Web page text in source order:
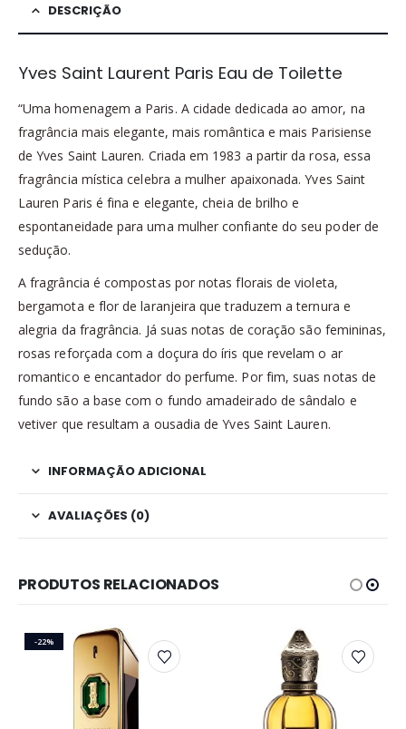
DESCRIÇÃO
Yves Saint Laurent Paris Eau de Toilette
“Uma homenagem a Paris. A cidade dedicada ao amor, na
fragrância mais elegante, mais romântica e mais Parisiense
de Yves Saint Lauren. Criada em 1983 a partir da rosa, essa
fragrância mística celebra a mulher apaixonada. Yves Saint
Lauren Paris é fina e elegante, cheia de brilho e
espontaneidade para uma mulher confiante do seu poder de
sedução.
A fragrância é compostas por notas florais de violeta,
bergamota e flor de laranjeira que traduzem a ternura e
alegria da fragrância. Já suas notas de coração são femininas,
rosas reforçada com a doçura do íris que revelam o ar
romantico e encantador do perfume. Por fim, suas notas de
fundo são a base com o fundo amadeirado de sândalo e
vetiver que resultam a ousadia de Yves Saint Lauren.
INFORMAÇÃO ADICIONAL
AVALIAÇÕES (0)
PRODUTOS RELACIONADOS
-22%